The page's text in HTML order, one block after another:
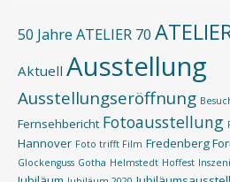
50 Jahre ATELIER 70
Aktuell Ausstellung
Ausstellungseröffnung
Fernsehbericht Fotoausstellung
Hannover Foto trifft Film Fredenberg
Glockenguss Gotha Helmstedt Hoffest